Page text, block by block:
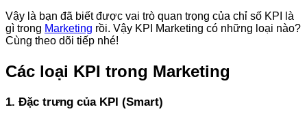
Vậy là bạn đã biết được vai trò quan trọng của chỉ số KPI là
gì trong Marketing rồi. Vậy KPI Marketing có những loại nào?
Cùng theo dõi tiếp nhé!
Các loại KPI trong Marketing
1. Đặc trưng của KPI (Smart)